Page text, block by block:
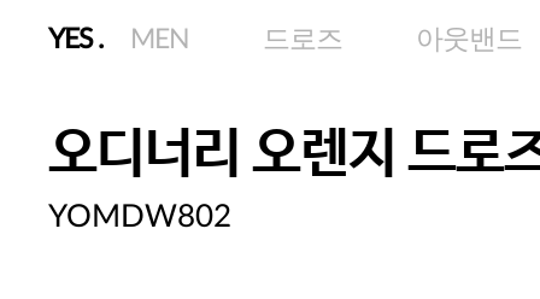
YES. MEN 드로즈 아웃밴드
오디너리 오렌지 드로
YOMDW802